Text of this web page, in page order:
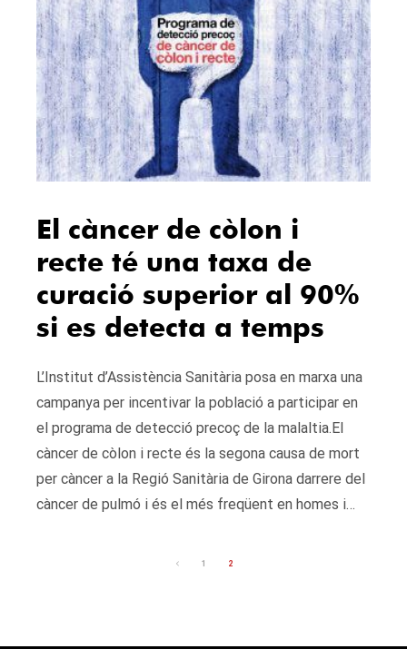
El càncer de còlon i
recte té una taxa de
curació superior al 90%
si es detecta a temps
L’Institut d’Assistència Sanitària posa en marxa una
campanya per incentivar la població a participar en
el programa de detecció precoç de la malaltia.El
càncer de còlon i recte és la segona causa de mort
per càncer a la Regió Sanitària de Girona darrere del
càncer de pulmó i és el més freqüent en homes i…
1 2